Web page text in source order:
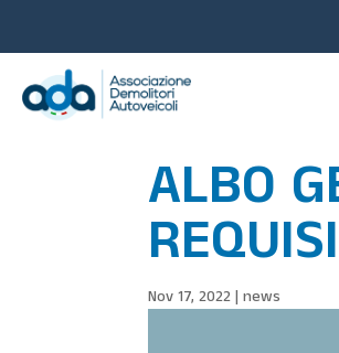
ALBO
Nov 17, 2022 |news